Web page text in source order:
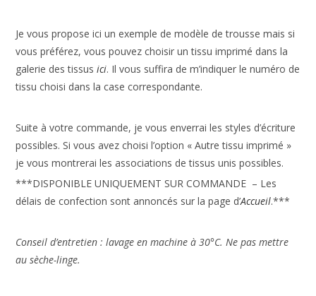
Je vous propose ici un exemple de modèle de trousse mais si
vous préférez, vous pouvez choisir un tissu imprimé dans la
galerie des tissus ici. Il vous suffira de m’indiquer le numéro de
tissu choisi dans la case correspondante.
Suite à votre commande, je vous enverrai les styles d’écriture
possibles. Si vous avez choisi l’option « Autre tissu imprimé »
je vous montrerai les associations de tissus unis possibles.
***DISPONIBLE UNIQUEMENT SUR COMMANDE – Les
délais de confection sont annoncés sur la page d’Accueil.***
Conseil d’entretien : lavage en machine à 30°C. Ne pas mettre
au sèche-linge.